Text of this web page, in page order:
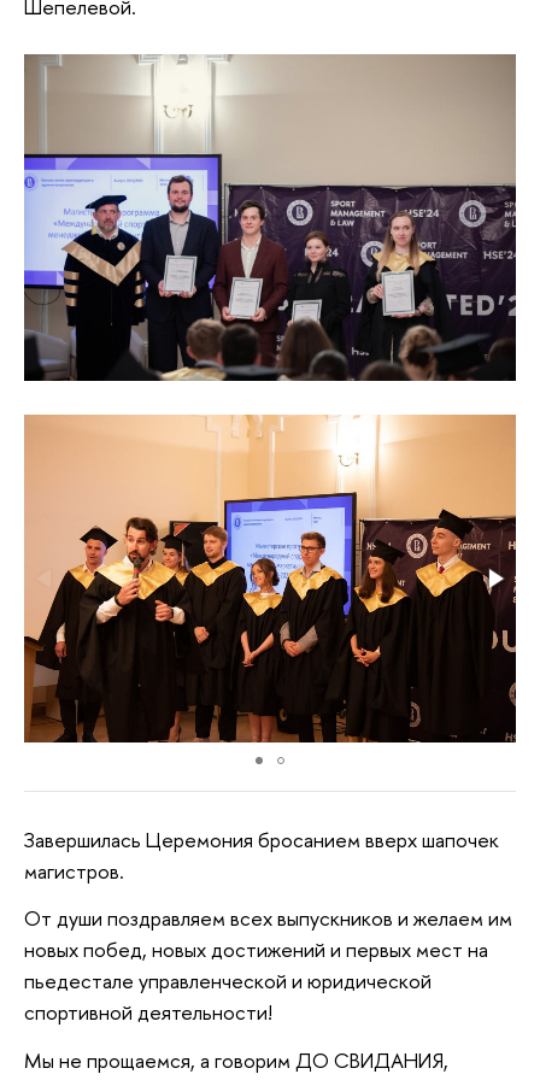
Шепелевой.
Завершилась Церемония бросанием вверх шапочек
магистров.
От души поздравляем всех выпускников и желаем им
новых побед, новых достижений и первых мест на
пьедестале управленческой и юридической
спортивной деятельности!
Мы не прощаемся, а говорим ДО СВИДАНИЯ,